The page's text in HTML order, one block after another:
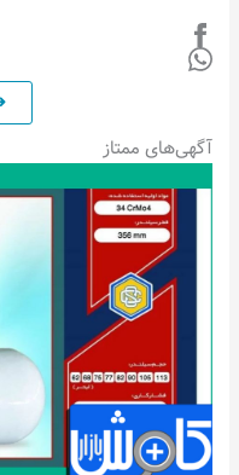
آگهی‌های ممتاز